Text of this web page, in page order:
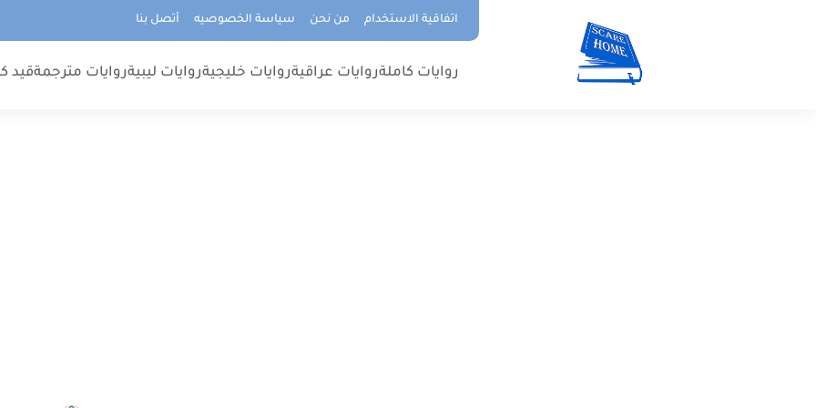
اتفاقية الاستخدام من نحن سياسة الخصوصيه أتصل بنا
روايات كاملةروايات عراقيةروايات خليجيةروايات ليبيةروايات مترجمةقيد